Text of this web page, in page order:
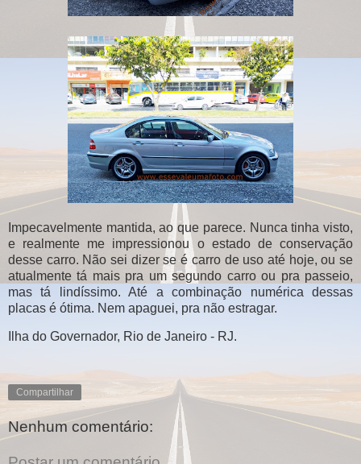
Impecavelmente mantida, ao que parece. Nunca tinha visto,
e realmente me impressionou o estado de conservação
desse carro. Não sei dizer se é carro de uso até hoje, ou se
atualmente tá mais pra um segundo carro ou pra passeio,
mas tá lindíssimo. Até a combinação numérica dessas
placas é ótima. Nem apaguei, pra não estragar.
Ilha do Governador, Rio de Janeiro - RJ.
Compartilhar
Nenhum comentário: